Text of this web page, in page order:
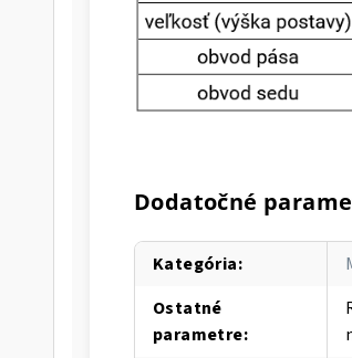
Dodatočné
Kategória:
Ostatné
parametre: